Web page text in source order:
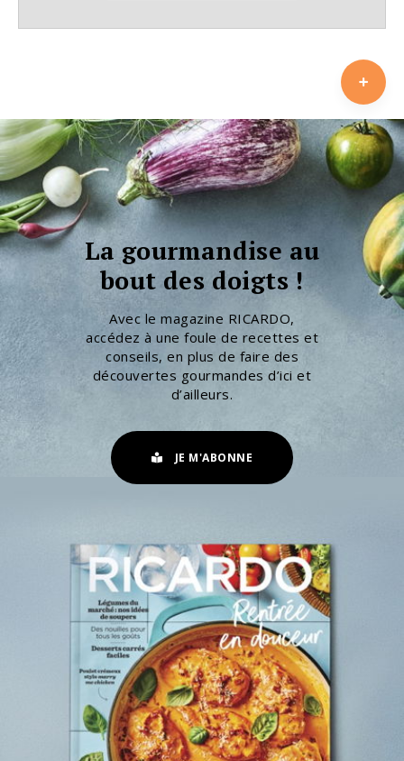
La gourmandise au
bout des doigts !
Avec le magazine RICARDO,
accédez à une foule de recettes et
conseils, en plus de faire des
découvertes gourmandes d’ici et
d’ailleurs.
JE M'ABONNE